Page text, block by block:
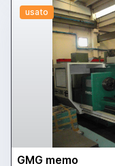
usato
GMG memo